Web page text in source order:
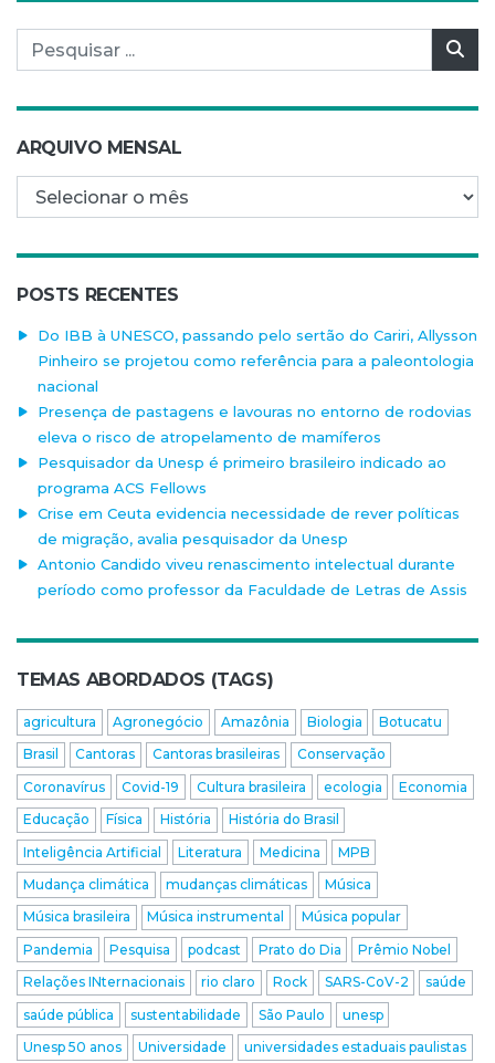
Pesquisar por:
ARQUIVO MENSAL
Arquivo mensal
POSTS RECENTES
Do IBB à UNESCO, passando pelo sertão do Cariri, Allysson
Pinheiro se projetou como referência para a paleontologia
nacional
Presença de pastagens e lavouras no entorno de rodovias
eleva o risco de atropelamento de mamíferos
Pesquisador da Unesp é primeiro brasileiro indicado ao
programa ACS Fellows
Crise em Ceuta evidencia necessidade de rever políticas
de migração, avalia pesquisador da Unesp
Antonio Candido viveu renascimento intelectual durante
período como professor da Faculdade de Letras de Assis
TEMAS ABORDADOS (TAGS)
agricultura Agronegócio Amazônia Biologia
Botucatu
Brasil
Cantoras Cantoras brasileiras
Conservação
Coronavírus
Covid-19 Cultura brasileira ecologia
Economia
Educação
Física História
História do Brasil
Inteligência Artificial
Literatura Medicina
MPB
Mudança climática
mudanças climáticas
Música
Música brasileira
Música instrumental
Música popular
Pandemia
Pesquisa podcast Prato do Dia
Prêmio Nobel
Relações INternacionais
rio claro Rock SARS-CoV-2
saúde
saúde pública
sustentabilidade São Paulo
unesp
Unesp 50 anos
Universidade universidades estaduais paulistas